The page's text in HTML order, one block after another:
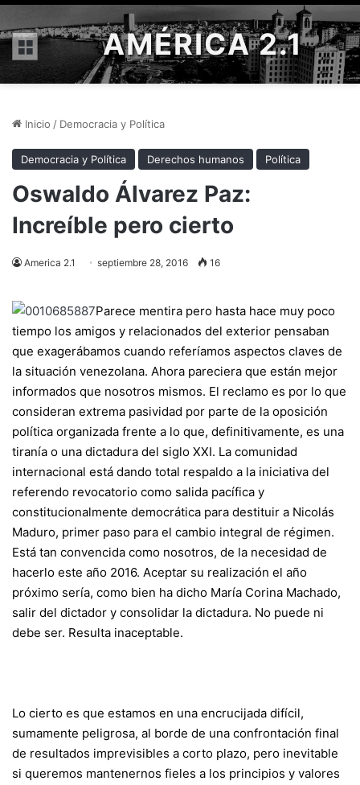
Menú AMÉRICA 2.1
Inicio / Democracia y Política
Democracia y Política Derechos humanos Política
Oswaldo Álvarez Paz:
Increíble pero cierto
America 2.1 septiembre 28, 2016 16
Parece mentira pero hasta hace muy poco
tiempo los amigos y relacionados del exterior pensaban
que exagerábamos cuando referíamos aspectos claves de
la situación venezolana. Ahora pareciera que están mejor
informados que nosotros mismos. El reclamo es por lo que
consideran extrema pasividad por parte de la oposición
política organizada frente a lo que, definitivamente, es una
tiranía o una dictadura del siglo XXI. La comunidad
internacional está dando total respaldo a la iniciativa del
referendo revocatorio como salida pacífica y
constitucionalmente democrática para destituir a Nicolás
Maduro, primer paso para el cambio integral de régimen.
Está tan convencida como nosotros, de la necesidad de
hacerlo este año 2016. Aceptar su realización el año
próximo sería, como bien ha dicho María Corina Machado,
salir del dictador y consolidar la dictadura. No puede ni
debe ser. Resulta inaceptable.
Lo cierto es que estamos en una encrucijada difícil,
sumamente peligrosa, al borde de una confrontación final
de resultados imprevisibles a corto plazo, pero inevitable
si queremos mantenernos fieles a los principios y valores